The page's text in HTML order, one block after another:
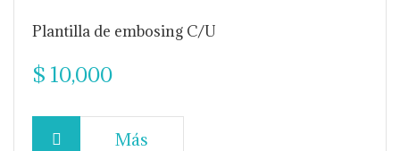
Plantilla de embosing C/U
$ 10,000
Más